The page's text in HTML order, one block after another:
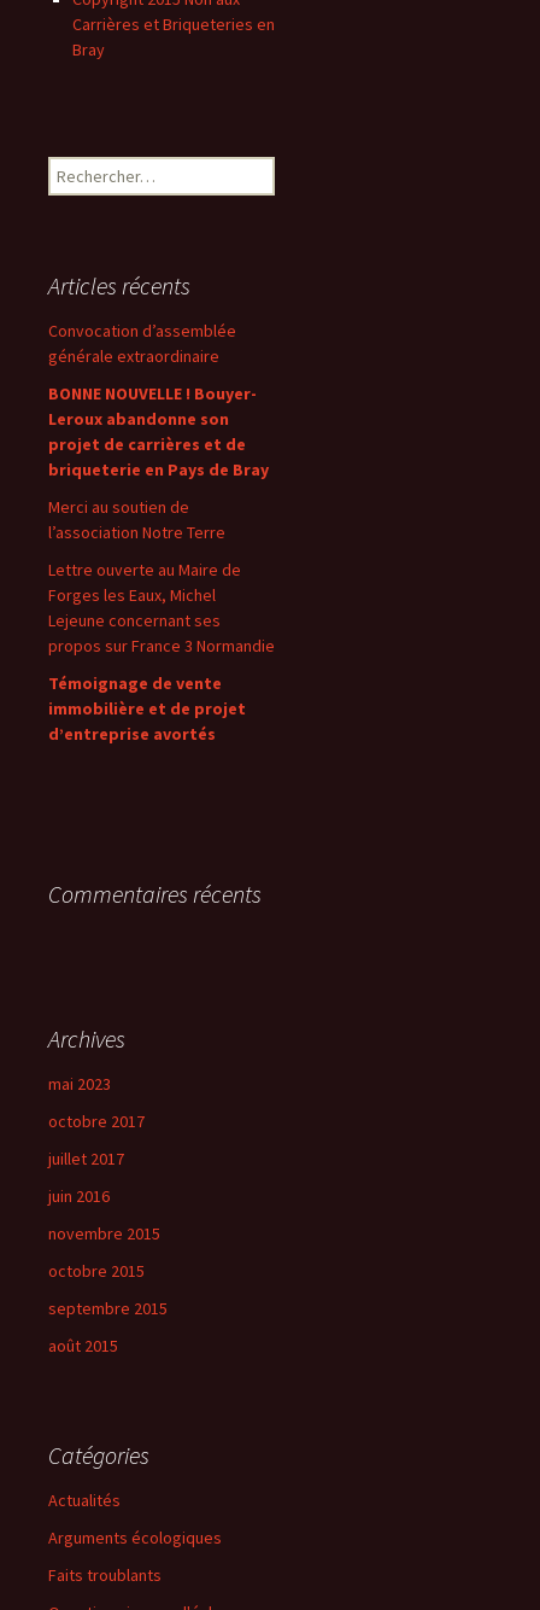
Carrières et Briqueteries en
Bray
Rechercher :
Articles récents
Convocation d’assemblée
générale extraordinaire
BONNE NOUVELLE ! Bouyer-
Leroux abandonne son
projet de carrières et de
briqueterie en Pays de Bray
Merci au soutien de
l’association Notre Terre
Lettre ouverte au Maire de
Forges les Eaux, Michel
Lejeune concernant ses
propos sur France 3 Normandie
Témoignage de vente
immobilière et de projet
d’entreprise avortés
Commentaires récents
Archives
mai 2023
octobre 2017
juillet 2017
juin 2016
novembre 2015
octobre 2015
septembre 2015
août 2015
Catégories
Actualités
Arguments écologiques
Faits troublants